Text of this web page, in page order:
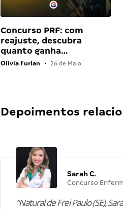
Concurso PRF: com
reajuste, descubra
quanto ganha…
Olivia Furlan • 26 de Maio
Depoimentos
Sarah C.
Concurso
“Natural de Frei Paulo (SE),